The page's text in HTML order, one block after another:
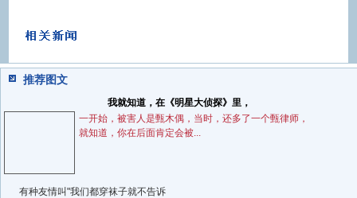
推荐图文
我就知道，在《明星大侦探》里，
一开始，被害人是甄木偶，当时，还多了一个甄律师，
就知道，你在后面肯定会被...
有种友情叫"我们都穿袜子就不告诉